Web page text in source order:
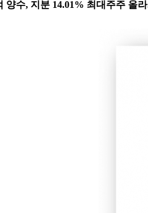
양수, 지분 14.01% 최대주주 올